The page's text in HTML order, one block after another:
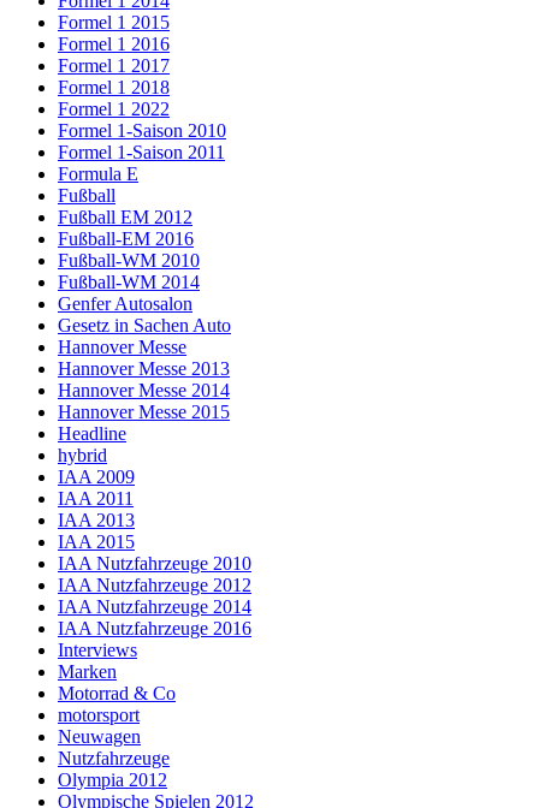
Formel 1 2015
Formel 1 2016
Formel 1 2017
Formel 1 2018
Formel 1 2022
Formel 1-Saison 2010
Formel 1-Saison 2011
Formula E
Fußball
Fußball EM 2012
Fußball-EM 2016
Fußball-WM 2010
Fußball-WM 2014
Genfer Autosalon
Gesetz in Sachen Auto
Hannover Messe
Hannover Messe 2013
Hannover Messe 2014
Hannover Messe 2015
Headline
hybrid
IAA 2009
IAA 2011
IAA 2013
IAA 2015
IAA Nutzfahrzeuge 2010
IAA Nutzfahrzeuge 2012
IAA Nutzfahrzeuge 2014
IAA Nutzfahrzeuge 2016
Interviews
Marken
Motorrad & Co
motorsport
Neuwagen
Nutzfahrzeuge
Olympia 2012
Olympische Spielen 2012